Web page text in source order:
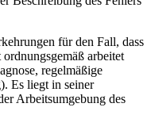
für den Fall, dass
arbeitet
regelmäßige
Es liegt in seiner
Arbeitsumgebung des